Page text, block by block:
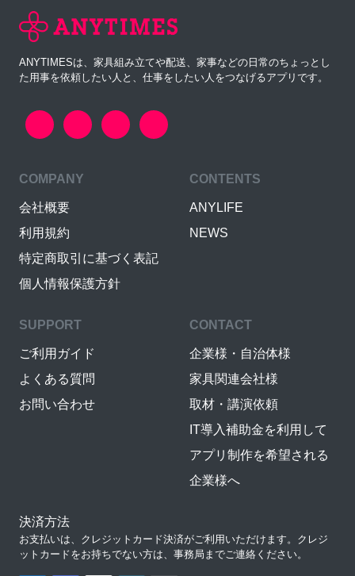
ANYTIMESは、家具組み立てや配送、家事などの日常のちょっとし
た用事を依頼したい人と、仕事をしたい人をつなげるアプリです。
COMPANY
会社概要
利用規約
特定商取引に基づく表記
個人情報保護方針
CONTENTS
ANYLIFE
NEWS
SUPPORT
ご利用ガイド
よくある質問
お問い合わせ
CONTACT
企業様・自治体様
家具関連会社様
取材・講演依頼
IT導入補助金を利用して
アプリ制作を希望される
企業様へ
決済方法
お支払いは、クレジットカード決済がご利用いただけます。クレジ
ットカードをお持ちでない方は、事務局までご連絡ください。